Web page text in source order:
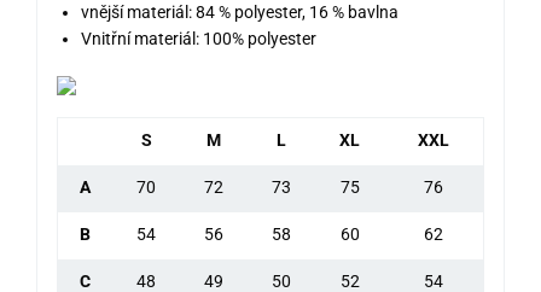
vnější materiál: 84 % polyester, 16 % bavlna
Vnitřní materiál: 100% polyester
S M L XL XXL
A 70 72 73 75 76
B 54 56 58 60 62
C 48 49 50 52 54